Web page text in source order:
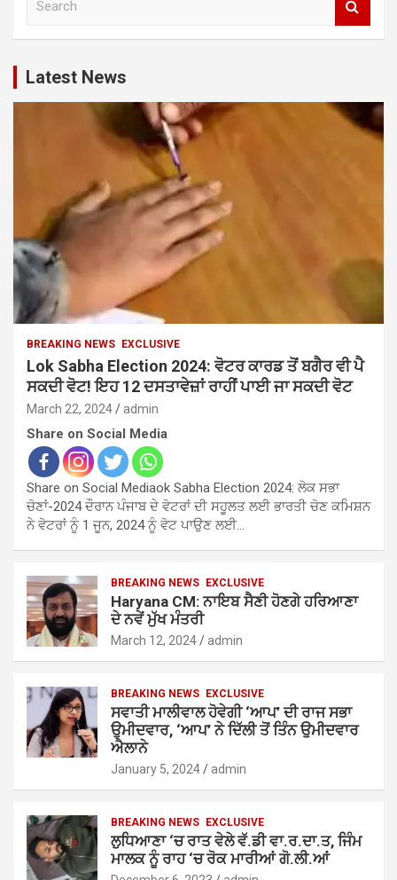
c
h
Latest News
BREAKING NEWS EXCLUSIVE
Lok Sabha Election 2024: ਵੋਟਰ ਕਾਰਡ ਤੋਂ ਬਗੈਰ ਵੀ ਪੈ
ਸਕਦੀ ਵੋਟ! ਇਹ 12 ਦਸਤਾਵੇਜ਼ਾਂ ਰਾਹੀਂ ਪਾਈ ਜਾ ਸਕਦੀ ਵੋਟ
March 22, 2024 admin
Share on Social Media
Share on Social Mediaok Sabha Election 2024: ਲੋਕ ਸਭਾ
ਚੋਣਾਂ-2024 ਦੌਰਾਨ ਪੰਜਾਬ ਦੇ ਵੋਟਰਾਂ ਦੀ ਸਹੂਲਤ ਲਈ ਭਾਰਤੀ ਚੋਣ ਕਮਿਸ਼ਨ
ਨੇ ਵੋਟਰਾਂ ਨੂੰ 1 ਜੂਨ, 2024 ਨੂੰ ਵੋਟ ਪਾਉਣ ਲਈ…
BREAKING NEWS EXCLUSIVE
Haryana CM: ਨਾਇਬ ਸੈਣੀ ਹੋਣਗੇ ਹਰਿਆਣਾ
ਦੇ ਨਵੇਂ ਮੁੱਖ ਮੰਤਰੀ
March 12, 2024 admin
BREAKING NEWS EXCLUSIVE
ਸਵਾਤੀ ਮਾਲੀਵਾਲ ਹੋਵੇਗੀ ‘ਆਪ’ ਦੀ ਰਾਜ ਸਭਾ
ਉਮੀਦਵਾਰ, ‘ਆਪ’ ਨੇ ਦਿੱਲੀ ਤੋਂ ਤਿੰਨ ਉਮੀਦਵਾਰ
ਐਲਾਨੇ
January 5, 2024 admin
BREAKING NEWS EXCLUSIVE
ਲੁਧਿਆਣਾ ‘ਚ ਰਾਤ ਵੇਲੇ ਵੱ.ਡੀ ਵਾ.ਰ.ਦਾ.ਤ, ਜਿੰਮ
ਮਾਲਕ ਨੂੰ ਰਾਹ ‘ਚ ਰੋਕ ਮਾਰੀਆਂ ਗੋ.ਲੀ.ਆਂ